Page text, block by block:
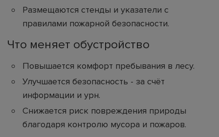
Размещаются стенды и указатели с
правилами пожарной безопасности.
Что меняет обустройство
Повышается комфорт пребывания в лесу.
Улучшается безопасность - за счёт
информации и урн.
Снижается риск повреждения природы
благодаря контролю мусора и пожаров.